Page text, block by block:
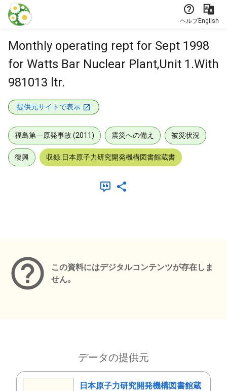
本文に飛ぶ
ヘルプEnglish
Monthly operating rept for Sept 1998
for Watts Bar Nuclear Plant,Unit 1.With
981013 ltr.
提供元サイトで表示
福島第一原発事故 (2011) 震災への備え 被災状況
復興 収録:日本原子力研究開発機構図書館蔵書
この資料にはデジタルコンテンツが存在しま
せん。
データの提供元
日本原子力研究開発機構図書館蔵